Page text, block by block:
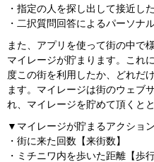
・指定の人を探し出して接近し
・二択質問回答によるパーソナ
また、アプリを使って街の中で
マイレージが貯まります。これ
度この街を利用したか、どれだ
ます。マイレージは街のウェブ
れ、マイレージを貯めて頂くと
▼マイレージが貯まるアクショ
・街に来た回数【来街数】
・ミチニワ内を歩いた距離【歩行